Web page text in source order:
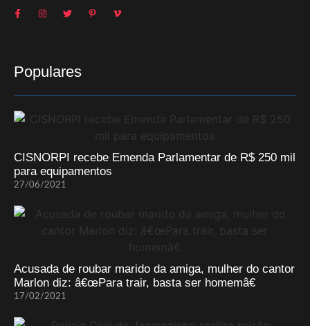
Populares
CISNORPI recebe Emenda Parlamentar de R$ 250 mil
para equipamentos
27/06/2021
Acusada de roubar marido da amiga, mulher do cantor
Marlon diz: â€œPara trair, basta ser homemâ€
17/02/2021